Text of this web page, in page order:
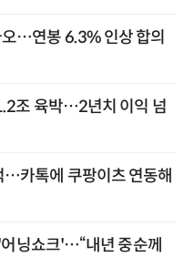
…연봉 6.3% 인상 합의
조 육박…2년치 이익 넘
…카톡에 쿠팡이츠 연동해
닝쇼크'…“내년 중순께